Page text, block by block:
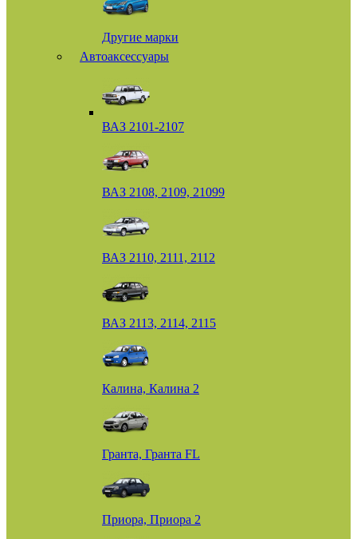
Другие марки
Автоаксессуары
ВАЗ 2101-2107
ВАЗ 2108, 2109, 21099
ВАЗ 2110, 2111, 2112
ВАЗ 2113, 2114, 2115
Калина, Калина 2
Гранта, Гранта FL
Приора, Приора 2